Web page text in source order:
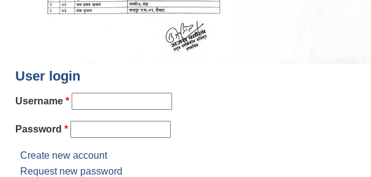
User login
Username *
Password *
Create new account
Request new password